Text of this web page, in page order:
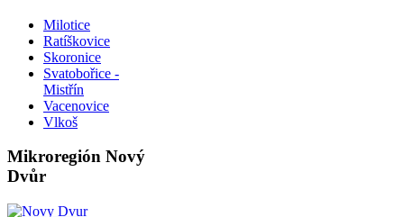
Milotice
Ratíškovice
Skoronice
Svatobořice -
Mistřín
Vacenovice
Vlkoš
Mikroregión Nový
Dvůr